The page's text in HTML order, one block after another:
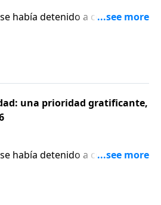
había detenido a considerar
en casa para ser mamá.
una prioridad gratificante,
había detenido a considerar
en casa para ser mamá.